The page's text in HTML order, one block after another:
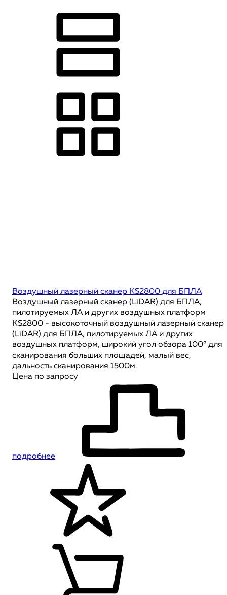
Воздушный лазерный сканер KS2800 для БПЛА
Воздушный лазерный сканер (LiDAR) для БПЛА,
пилотируемых ЛА и других воздушных платформ
KS2800 - высокоточный воздушный лазерный сканер
(LiDAR) для БПЛА, пилотируемых ЛА и других
воздушных платформ, широкий угол обзора 100° для
сканирования больших площадей, малый вес,
дальность сканирования 1500м.
Цена по запросу
подробнее